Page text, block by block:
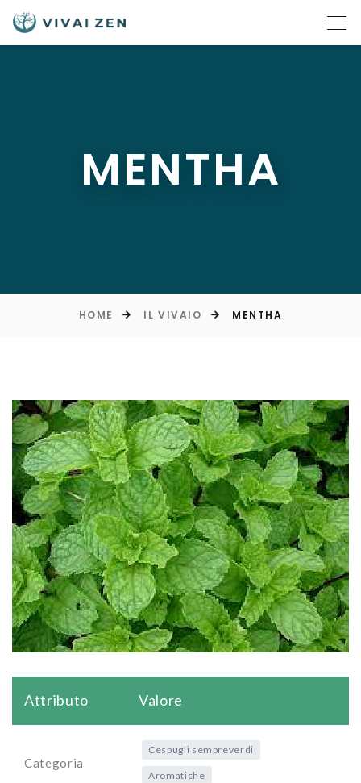
MENTHA
HOME IL VIVAIO MENTHA
Attributo Valore
Categoria
Cespugli sempreverdi
Aromatiche